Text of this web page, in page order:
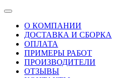
О КОМПАНИИ
ДОСТАВКА И СБОРКА
ОПЛАТА
ПРИМЕРЫ РАБОТ
ПРОИЗВОДИТЕЛИ
ОТЗЫВЫ